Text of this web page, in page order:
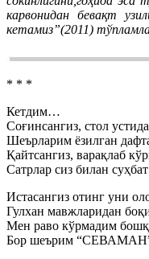
карвонидан бевақт
кетамиз”(2011)
* * *
Кетдим…
Соғинсангиз, стол устида
Шеърларим ёзилган
Қайтсангиз, варақлаб
Сатрлар сиз билан
Истасангиз отинг уни
Гулхан мавжларидан
Мен раво кўрмадим
Бор шеърим “СЕВАМАН”